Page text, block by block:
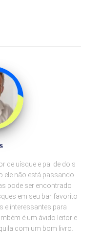
de uísque e pai de dois
ele não está passando
pode ser encontrado
em seu bar favorito
e interessantes para
é um ávido leitor e
com um bom livro.